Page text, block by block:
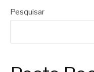
Pesquisar